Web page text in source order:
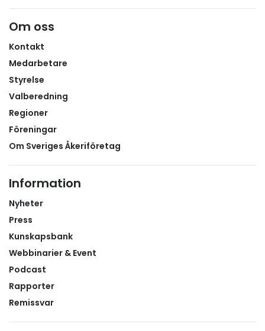
flera:Undviker långa stillestånd vid
tullkontoret.Leveransprecisionen förbättras.Fordon
och förare kan utnyttjas mer effektivt. Planera i god
tidDen nya tullhanteringen ställer högre krav på
Vi rekommenderar därför medlemsföretagen att i
god tid analysera vilka transporter som kan beröras,
säkerställa att deklarationsflöden fungerar och
undersöka möjligheterna att använda transit och
förberedelser vara avgörande för att undvika
köbildning, onödiga väntetider och ökade
transportkostnader under hösten och vintern. Läs
Om oss
Kontakt
Medarbetare
Styrelse
Valberedning
Regioner
Föreningar
Om Sveriges Åkeriföretag
Information
Nyheter
Press
Kunskapsbank
Webbinarier & Event
Podcast
Rapporter
Remissvar